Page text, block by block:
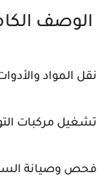
الوصف
نقل المواد
تشغيل مركبات
فحص وصيانة